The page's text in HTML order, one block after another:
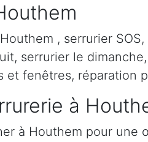
, serrurier
serrurier le
et fenêtres, réparation
à
à Houthem pour une